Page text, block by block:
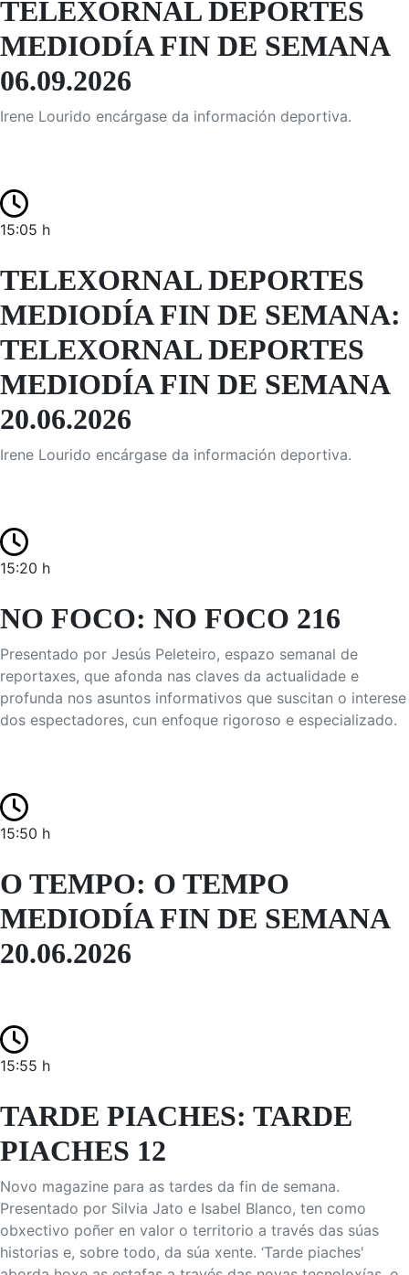
TELEXORNAL DEPORTES
MEDIODÍA FIN DE SEMANA
06.09.2026
Irene Lourido encárgase da información deportiva.
15:05 h
TELEXORNAL DEPORTES
MEDIODÍA FIN DE SEMANA:
TELEXORNAL DEPORTES
MEDIODÍA FIN DE SEMANA
20.06.2026
Irene Lourido encárgase da información deportiva.
15:20 h
NO FOCO: NO FOCO 216
Presentado por Jesús Peleteiro, espazo semanal de
reportaxes, que afonda nas claves da actualidade e
profunda nos asuntos informativos que suscitan o interese
dos espectadores, cun enfoque rigoroso e especializado.
15:50 h
O TEMPO: O TEMPO
MEDIODÍA FIN DE SEMANA
20.06.2026
15:55 h
TARDE PIACHES: TARDE
PIACHES 12
Novo magazine para as tardes da fin de semana.
Presentado por Silvia Jato e Isabel Blanco, ten como
obxectivo poñer en valor o territorio a través das súas
historias e, sobre todo, da súa xente. ‘Tarde piaches'